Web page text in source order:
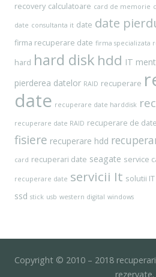
recovery calculatoare card de memorie
date consultanta it date date
firma recuperare date firma specializata
hard hard disk hdd IT
pierderea datelor RAID recuperare
date recuperare date harddisk
recuperare date RAID recuperare de date
fisiere recuperare hdd
card recuperari date seagate service
recuperare date servicii It solutii IT
ssd stick usb western digital windows
Copyright © 2010 – 2018
rezervate.